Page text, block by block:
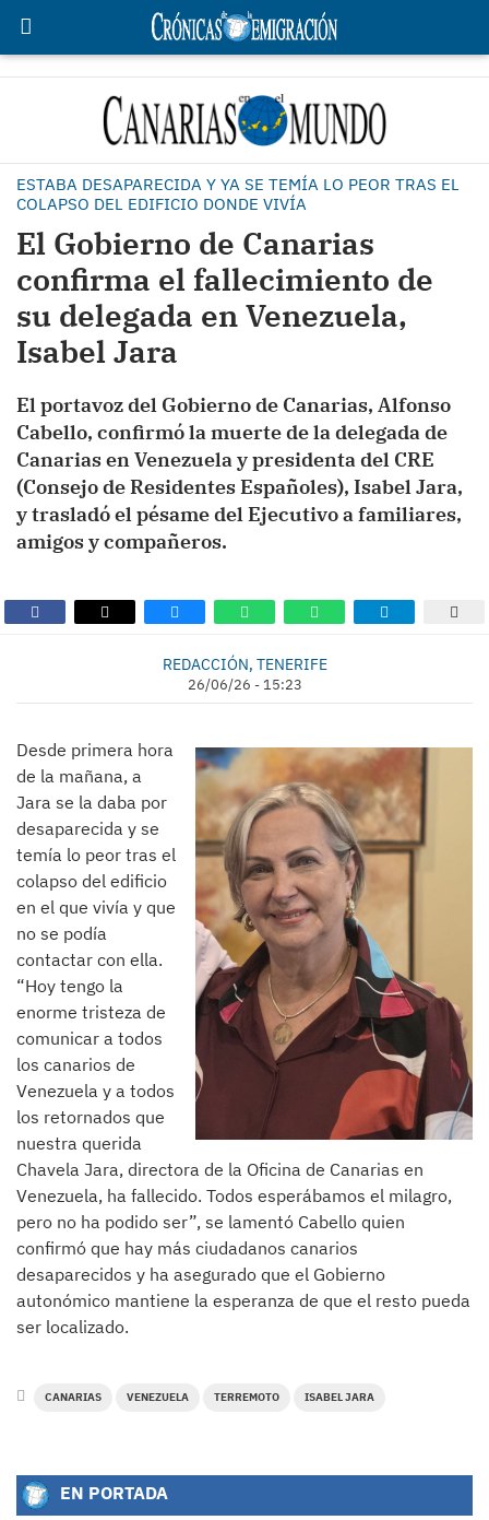
ESTABA DESAPARECIDA Y YA SE TEMÍA LO PEOR TRAS EL
COLAPSO DEL EDIFICIO DONDE VIVÍA
El Gobierno de Canarias
confirma el fallecimiento de
su delegada en Venezuela,
Isabel Jara
El portavoz del Gobierno de Canarias, Alfonso
Cabello, confirmó la muerte de la delegada de
Canarias en Venezuela y presidenta del CRE
(Consejo de Residentes Españoles), Isabel Jara,
y trasladó el pésame del Ejecutivo a familiares,
amigos y compañeros.
REDACCIÓN, TENERIFE
26/06/26 - 15:23
Desde primera hora
de la mañana, a
Jara se la daba por
desaparecida y se
temía lo peor tras el
colapso del edificio
en el que vivía y que
no se podía
contactar con ella.
“Hoy tengo la
enorme tristeza de
comunicar a todos
los canarios de
Venezuela y a todos
los retornados que
nuestra querida
Chavela Jara, directora de la Oficina de Canarias en
Venezuela, ha fallecido. Todos esperábamos el milagro,
pero no ha podido ser”, se lamentó Cabello quien
confirmó que hay más ciudadanos canarios
desaparecidos y ha asegurado que el Gobierno
autonómico mantiene la esperanza de que el resto pueda
ser localizado.
CANARIAS VENEZUELA TERREMOTO ISABEL JARA
EN PORTADA